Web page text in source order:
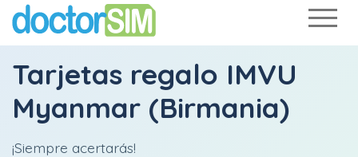
Tarjetas regalo IMVU
Myanmar (Birmania)
¡Siempre acertarás!